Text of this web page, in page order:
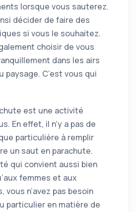
lorsque vous sauterez.
décider de faire des
si vous le souhaitez.
choisir de vous
dans les airs
paysage. C’est vous qui
est une activité
En effet, il n’y a pas de
particulière à remplir
un saut en parachute.
qui convient aussi bien
femmes et aux
vous n’avez pas besoin
particulier en matière de